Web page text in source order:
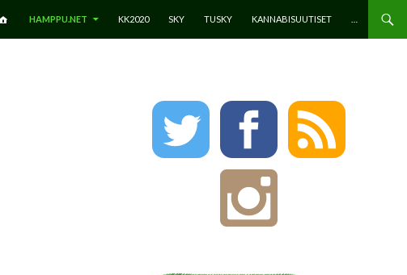
HAMPPU.NET
KK2020 SKY TUSKY KANNABISUUTISET